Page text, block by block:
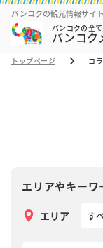
バンコクの観光情報サイ
バンコクの全
バンコク
トップページ コ
エリアやキー
エリア